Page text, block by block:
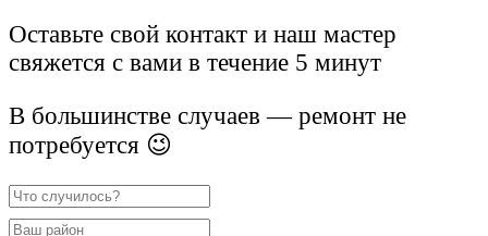
Оставьте свой контакт и наш мастер
свяжется с вами в течение 5 минут
В большинстве случаев — ремонт не
потребуется 😉